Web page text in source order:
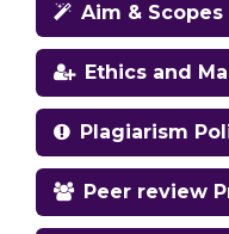
Aim & Scopes
Ethics and
Plagiarism
Peer review